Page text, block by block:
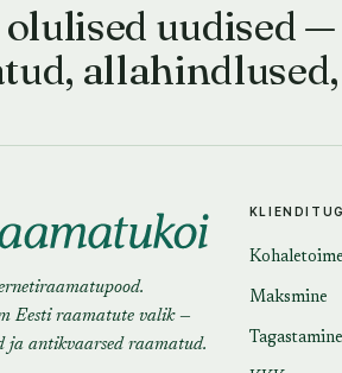
uudised
Eesti raamatute valik —
ja antikvaarsed raamatud.
Maksmine
Tagastamine